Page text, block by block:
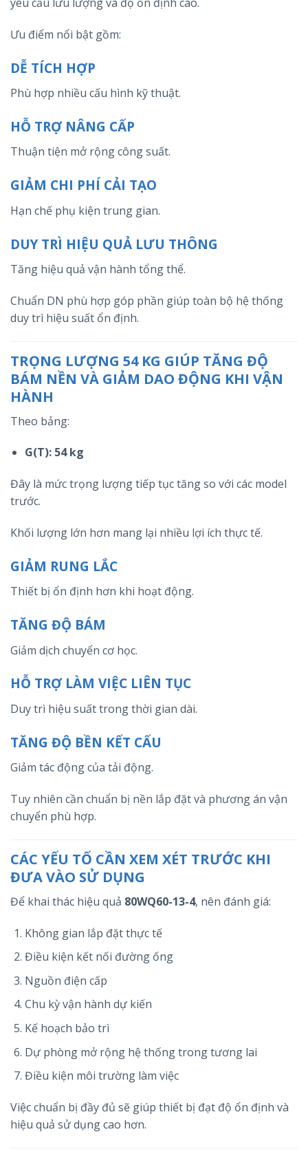
Ưu điểm nổi bật gồm:
DỄ TÍCH HỢP
Phù hợp nhiều cấu hình kỹ thuật.
HỖ TRỢ NÂNG CẤP
Thuận tiện mở rộng công suất.
GIẢM CHI PHÍ CẢI TẠO
Hạn chế phụ kiện trung gian.
DUY TRÌ HIỆU QUẢ LƯU THÔNG
Tăng hiệu quả vận hành tổng thể.
Chuẩn DN phù hợp góp phần giúp toàn bộ hệ thống
duy trì hiệu suất ổn định.
TRỌNG LƯỢNG 54 KG GIÚP TĂNG ĐỘ
BÁM NỀN VÀ GIẢM DAO ĐỘNG KHI VẬN
HÀNH
Theo bảng:
G(T): 54 kg
Đây là mức trọng lượng tiếp tục tăng so với các model
trước.
Khối lượng lớn hơn mang lại nhiều lợi ích thực tế.
GIẢM RUNG LẮC
Thiết bị ổn định hơn khi hoạt động.
TĂNG ĐỘ BÁM
Giảm dịch chuyển cơ học.
HỖ TRỢ LÀM VIỆC LIÊN TỤC
Duy trì hiệu suất trong thời gian dài.
TĂNG ĐỘ BỀN KẾT CẤU
Giảm tác động của tải động.
Tuy nhiên cần chuẩn bị nền lắp đặt và phương án vận
chuyển phù hợp.
CÁC YẾU TỐ CẦN XEM XÉT TRƯỚC KHI
ĐƯA VÀO SỬ DỤNG
Để khai thác hiệu quả 80WQ60-13-4, nên đánh giá:
Không gian lắp đặt thực tế
Điều kiện kết nối đường ống
Nguồn điện cấp
Chu kỳ vận hành dự kiến
Kế hoạch bảo trì
Dự phòng mở rộng hệ thống trong tương lai
Điều kiện môi trường làm việc
Việc chuẩn bị đầy đủ sẽ giúp thiết bị đạt độ ổn định và
hiệu quả sử dụng cao hơn.